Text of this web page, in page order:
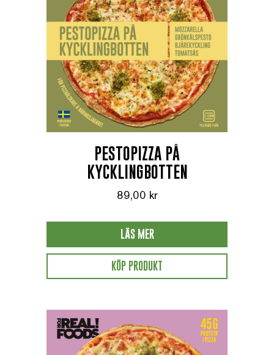
PESTOPIZZA PÅ
KYCKLINGBOTTEN
89,00 kr
LÄS MER
KÖP PRODUKT